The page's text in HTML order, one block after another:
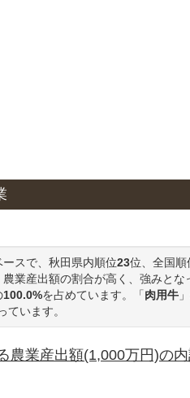
スで、秋田県内順位23位、全国順
業産出額の割合が高く、強みとな
100.0%を占めています。「肉用牛
ています。
農業産出額(1,000万円)の内